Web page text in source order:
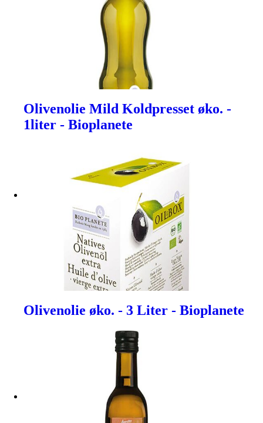
Olivenolie Mild Koldpresset øko. -
1liter - Bioplanete
Olivenolie øko. - 3 Liter - Bioplanete